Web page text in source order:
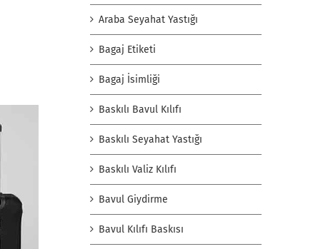
Araba Seyahat Yastığı
Bagaj Etiketi
Bagaj İsimliği
Baskılı Bavul Kılıfı
Baskılı Seyahat Yastığı
Baskılı Valiz Kılıfı
Bavul Giydirme
Bavul Kılıfı Baskısı